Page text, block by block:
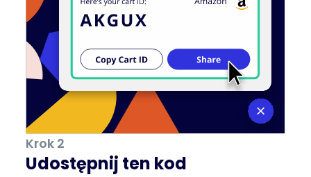
Krok 2
Udostępnij ten kod